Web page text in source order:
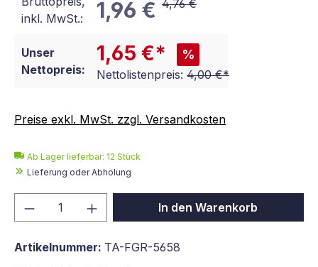
inkl. MwSt.:
1,96 € 4,76 €
Unser
Nettopreis:
1,65 €* %
Nettolistenpreis: 4,00 €*
Preise exkl. MwSt. zzgl. Versandkosten
Ab Lager lieferbar: 12 Stück
Lieferung oder Abholung
Produkt Anzahl: Gib denIn den Warenkorb
Artikelnummer: TA-FGR-5658